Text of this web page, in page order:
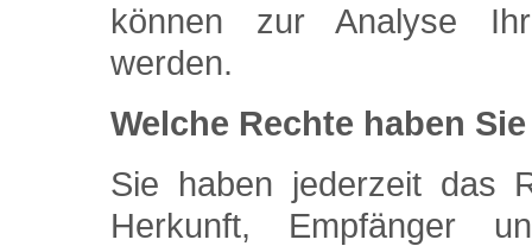
können zur Analyse
werden.
Welche Rechte haben
Sie haben jederzeit das
Herkunft, Empfänger